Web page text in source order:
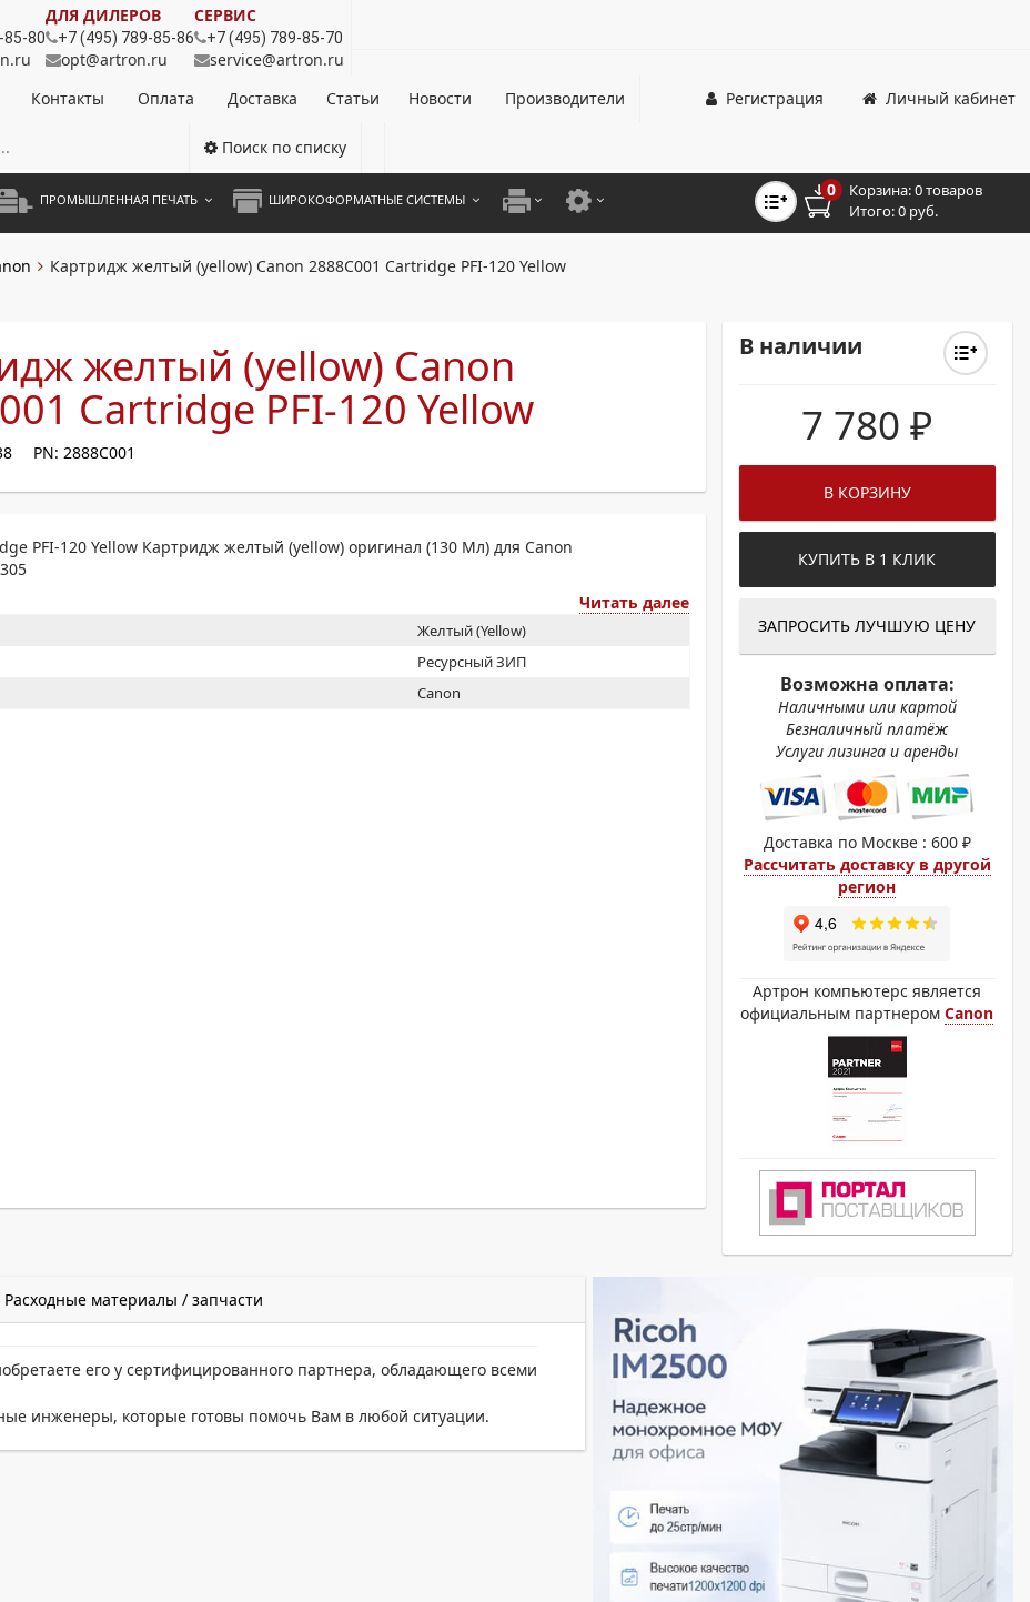
85-80
ДЛЯ ДИЛЕРОВ
+7 (495) 789-85-86
opt@artron.ru
СЕРВИС
+7 (495) 789-85-70
service@artron.ru
Контакты Оплата Доставка Статьи Новости Производители Личный кабинет
Регистрация
Поиск по списку
ПРОМЫШЛЕННАЯ ПЕЧАТЬ ШИРОКОФОРМАТНЫЕ СИСТЕМЫ
А4 МОНОХРОМНЫЕ
ПРИНТЕРЫ ДЛЯ ОФИСА
ДЛЯ ШИРОКОФОРМАТНЫХ СИСТЕМ
0 Корзина:0 товаров
Итого:0 руб.
Картридж желтый (yellow) Canon 2888C001 Cartridge PFI-120 Yellow
желтый (yellow) Canon
Cartridge PFI-120 Yellow
PN: 2888C001
PFI-120 Yellow Картридж желтый (yellow) оригинал (130 Мл) для Canon
Читать далее
Желтый (Yellow)
Ресурсный ЗИП
Canon
В наличии
7 780₽
В КОРЗИНУ
КУПИТЬ В 1 КЛИК
ЗАПРОСИТЬ ЛУЧШУЮ ЦЕНУ
Возможна оплата:
Наличными или картой
Безналичный платёж
Услуги лизинга и аренды
Доставка по Москве : 600 ₽
Рассчитать доставку в другой
регион
Артрон компьютерс является
официальным партнеромCanon
Расходные материалы / запчасти
его у сертифицированного партнера, обладающего всеми
инженеры, которые готовы помочь Вам в любой ситуации.